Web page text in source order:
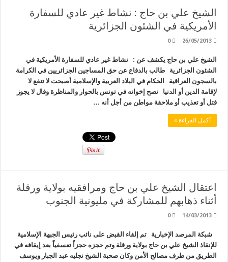
الشيخ علي بن حاج : نشاط غير عادي للسفارة
الأمريكية في الشئون الجزائرية
26/05/2013
0
الشيخ علي بن حاج يكشف عن : نشاط غير عادي للسفارة الأمريكية في
الشئون الجزائرية طالب بالدفاع عن حق المساجين الجزائريين في الكرامة
بالسجون العراقية الحكام في البلاد العربية والإسلامية أصبحت لا تنفع لا
لإقامة الدين أو الدنيا نصح إخوانه في تونس بالحوار والمناظرة وقال لا يجوز
قتل أو تعذيب أو ملاحقة مواطن من أجل أنه …
أكمل القراءة »
اعتقال الشيخ علي بن حاج ومرافقيه بولاية ورقلة
أثناء ذهابهم للمشاركة في مليونية الجنوب
14/03/2013
0
شبكة المرصد الإخبارية تم إلقاء القبض على نائب رئيس الجبهة الإسلامية
للإنقاذ الشيخ علي بن حاج بولاية ورقلة وتم حجزه حجزاً تعسفياً بعد إيقافه في
الطريق من طرف مصالح الأمن وكان صحبة الشيخ نجليه عبد الجبار ويوسف